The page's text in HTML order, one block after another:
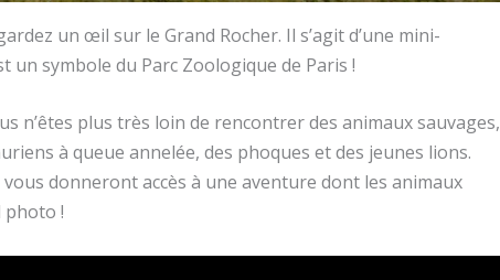
un œil sur le Grand Rocher. Il s’agit d’une mini-
un symbole du Parc Zoologique de Paris !
n’êtes plus très loin de rencontrer des animaux sauvages,
à queue annelée, des phoques et des jeunes lions.
donneront accès à une aventure dont les animaux
photo !